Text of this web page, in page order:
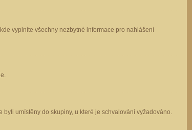
vyplníte všechny nezbytné informace pro nahlášení
umístěny do skupiny, u které je schvalování vyžadováno.